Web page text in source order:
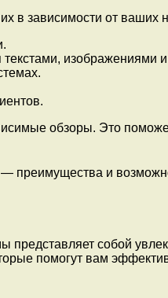
зависимости от ваших
изображениями
обзоры. Это
собой
помогут вам